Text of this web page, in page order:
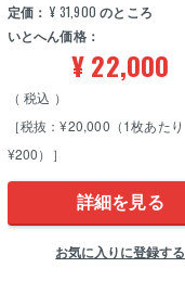
定価： ¥ 31,900 のところ
いとへん価格：
¥22,000
税込
［税抜：¥20,000（1枚あたり
¥200）］
詳細を見る
お気に入りに登録する